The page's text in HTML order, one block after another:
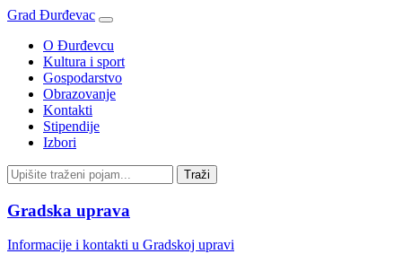
Grad Đurđevac
O Đurđevcu
Kultura i sport
Gospodarstvo
Obrazovanje
Kontakti
Stipendije
Izbori
Gradska uprava
Informacije i kontakti u Gradskoj upravi